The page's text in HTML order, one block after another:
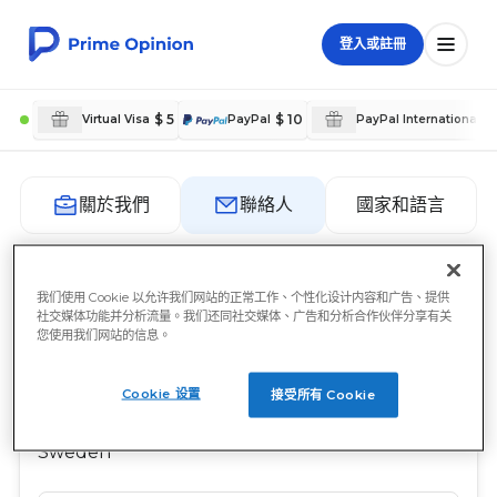
登入或註冊
Virtual Visa $ 5 PayPal $ 10 PayPal International
關於我們 聯絡人 國家和語言
聯絡人
Sveavägen 17
Sweden
我们使用 Cookie 以允许我们网站的正常工作、个性化设计内容和广告、提供
社交媒体功能并分析流量。我们还同社交媒体、广告和分析合作伙伴分享有关
您使用我们网站的信息。
接受所有 Cookie
Cookie 设置